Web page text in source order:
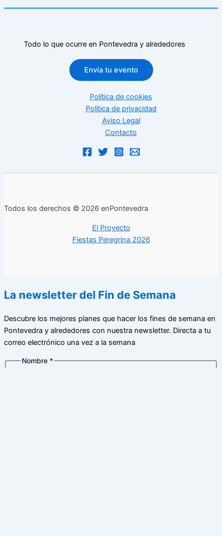
Todo lo que ocurre en Pontevedra y alrededores
Envía tu evento
Política de cookies
Política de privacidad
Aviso Legal
Contacto
Todos los derechos © 2026 enPontevedra
El Proyecto
Fiestas Peregrina 2026
La newsletter del Fin de Semana
Descubre los mejores planes que hacer los fines de semana en
Pontevedra y alrededores con nuestra newsletter. Directa a tu
correo electrónico una vez a la semana
Nombre *